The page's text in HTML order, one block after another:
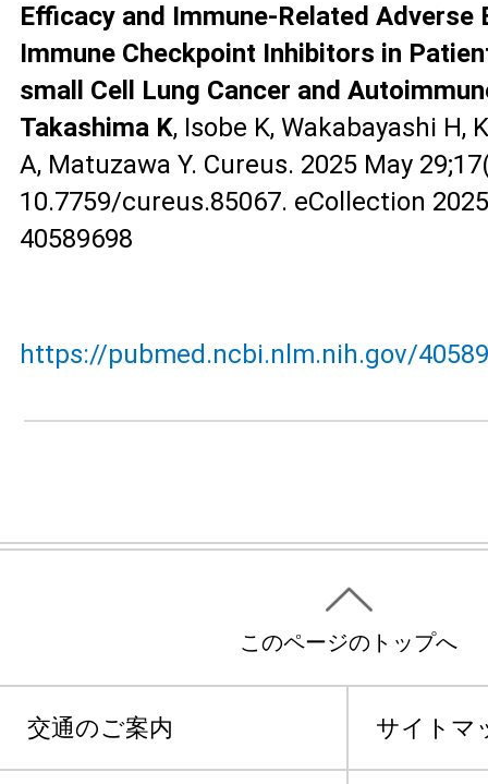
Efficacy and Immune-Related Adverse
Immune Checkpoint Inhibitors in
small Cell Lung Cancer and
Takashima K, Isobe K, Wakabayashi H,
A, Matuzawa Y. Cureus. 2025 May
10.7759/cureus.85067. eCollection
40589698
https://pubmed.ncbi.nlm.nih.gov/
このページのトップへ
交通のご案内 サイトマ